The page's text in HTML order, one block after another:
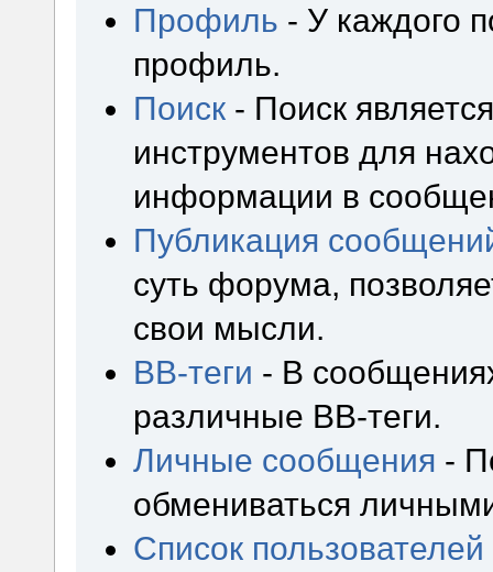
Профиль - У каждого
профиль.
Поиск - Поиск
инструментов для
информации в
Публикация
суть форума,
свои мысли.
BB-теги - В
различные BB-теги.
Личные сообщения -
обмениваться
Список пользователей